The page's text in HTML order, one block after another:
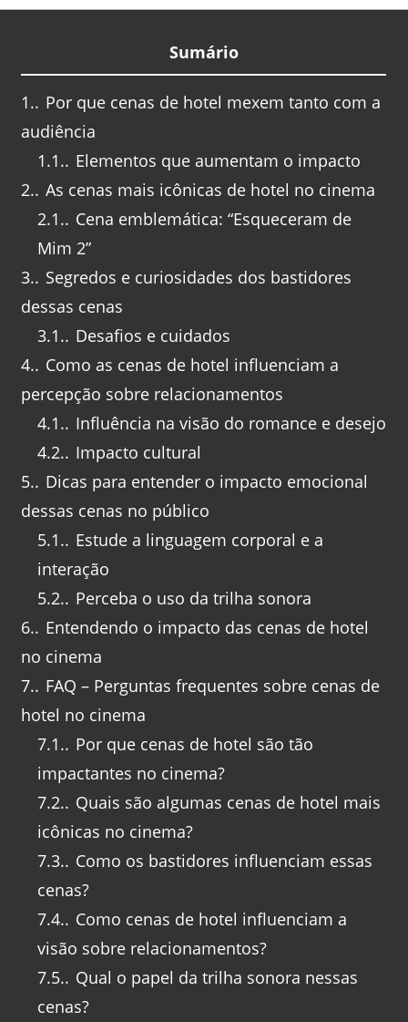
Sumário
1. Por que cenas de hotel mexem tanto com a
audiência
1.1. Elementos que aumentam o impacto
2. As cenas mais icônicas de hotel no cinema
2.1. Cena emblemática: “Esqueceram de
Mim 2”
3. Segredos e curiosidades dos bastidores
dessas cenas
3.1. Desafios e cuidados
4. Como as cenas de hotel influenciam a
percepção sobre relacionamentos
4.1. Influência na visão do romance e desejo
4.2. Impacto cultural
5. Dicas para entender o impacto emocional
dessas cenas no público
5.1. Estude a linguagem corporal e a
interação
5.2. Perceba o uso da trilha sonora
6. Entendendo o impacto das cenas de hotel
no cinema
7. FAQ – Perguntas frequentes sobre cenas de
hotel no cinema
7.1. Por que cenas de hotel são tão
impactantes no cinema?
7.2. Quais são algumas cenas de hotel mais
icônicas no cinema?
7.3. Como os bastidores influenciam essas
cenas?
7.4. Como cenas de hotel influenciam a
visão sobre relacionamentos?
7.5. Qual o papel da trilha sonora nessas
cenas?